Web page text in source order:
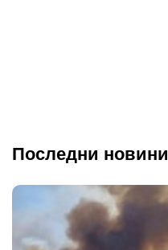
Последни новини